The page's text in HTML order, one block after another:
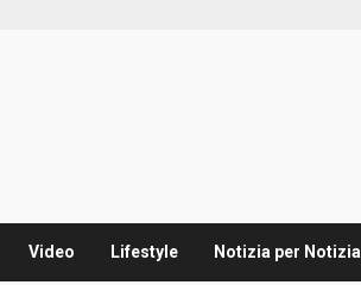
Video Lifestyle Notizia per Notizia